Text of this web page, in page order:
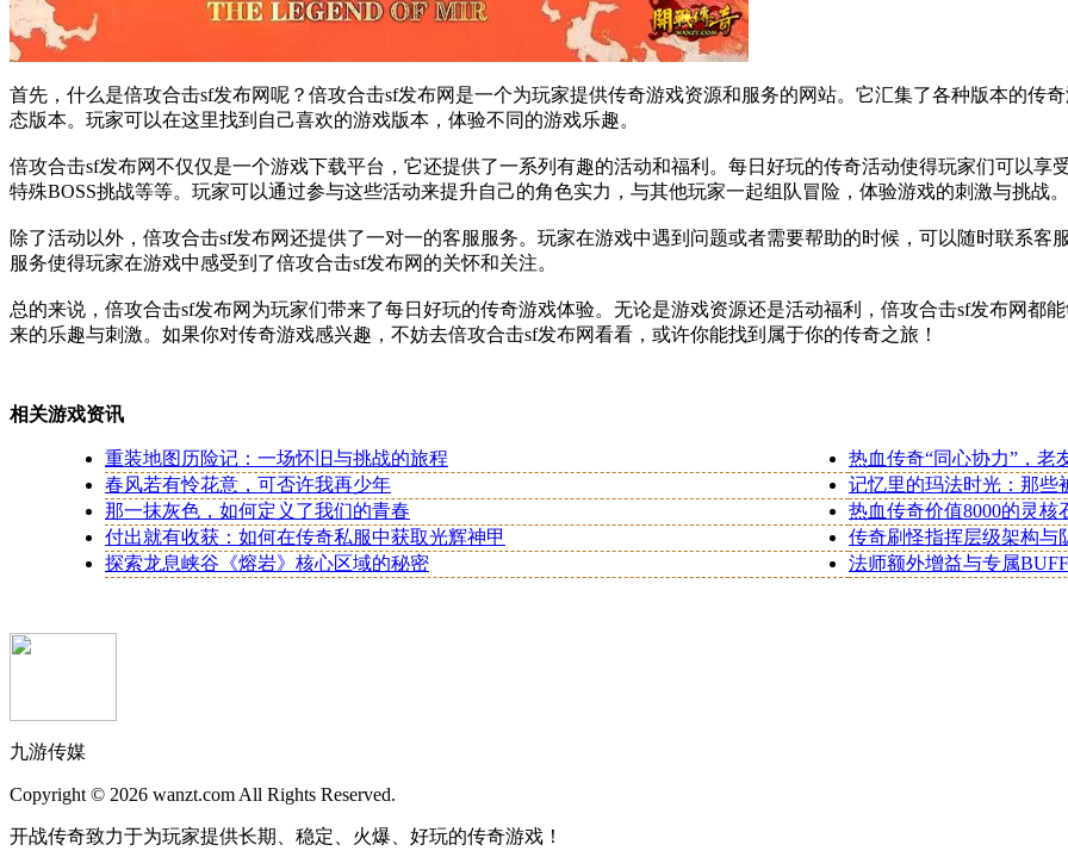
首先，什么是倍攻合击sf发布网呢？倍攻合击sf发布网是一个为玩家提供传奇游戏资源和服务的网站。它汇集了各种版本的传
态版本。玩家可以在这里找到自己喜欢的游戏版本，体验不同的游戏乐趣。
倍攻合击sf发布网不仅仅是一个游戏下载平台，它还提供了一系列有趣的活动和福利。每日好玩的传奇活动使得玩家们可以享
特殊BOSS挑战等等。玩家可以通过参与这些活动来提升自己的角色实力，与其他玩家一起组队冒险，体验游戏的刺激与挑战。
除了活动以外，倍攻合击sf发布网还提供了一对一的客服服务。玩家在游戏中遇到问题或者需要帮助的时候，可以随时联系
服务使得玩家在游戏中感受到了倍攻合击sf发布网的关怀和关注。
总的来说，倍攻合击sf发布网为玩家们带来了每日好玩的传奇游戏体验。无论是游戏资源还是活动福利，倍攻合击sf发布网都
来的乐趣与刺激。如果你对传奇游戏感兴趣，不妨去倍攻合击sf发布网看看，或许你能找到属于你的传奇之旅！
相关游戏资讯
重装地图历险记：一场怀旧与挑战的旅程
热血传奇“同心协力”，老
春风若有怜花意，可否许我再少年
记忆里的玛法时光：那些
那一抹灰色，如何定义了我们的青春
热血传奇价值8000的灵核
付出就有收获：如何在传奇私服中获取光辉神甲
传奇刷怪指挥层级架构与
探索龙息峡谷《熔岩》核心区域的秘密
法师额外增益与专属
九游传媒
Copyright © 2026 wanzt.com All Rights Reserved.
开战传奇致力于为玩家提供长期、稳定、火爆、好玩的传奇游戏！